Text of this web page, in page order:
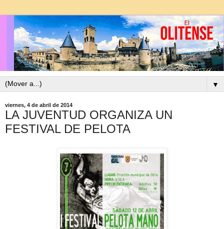
▼
viernes, 4 de abril de 2014
LA JUVENTUD ORGANIZA UN
FESTIVAL DE PELOTA